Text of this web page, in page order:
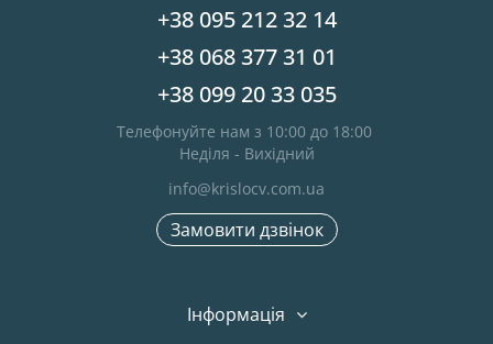
+38 095 212 32 14
+38 068 377 31 01
+38 099 20 33 035
Телефонуйте нам з 10:00 до 18:00
Неділя - Вихідний
info@krislocv.com.ua
Замовити дзвінок
Інформація